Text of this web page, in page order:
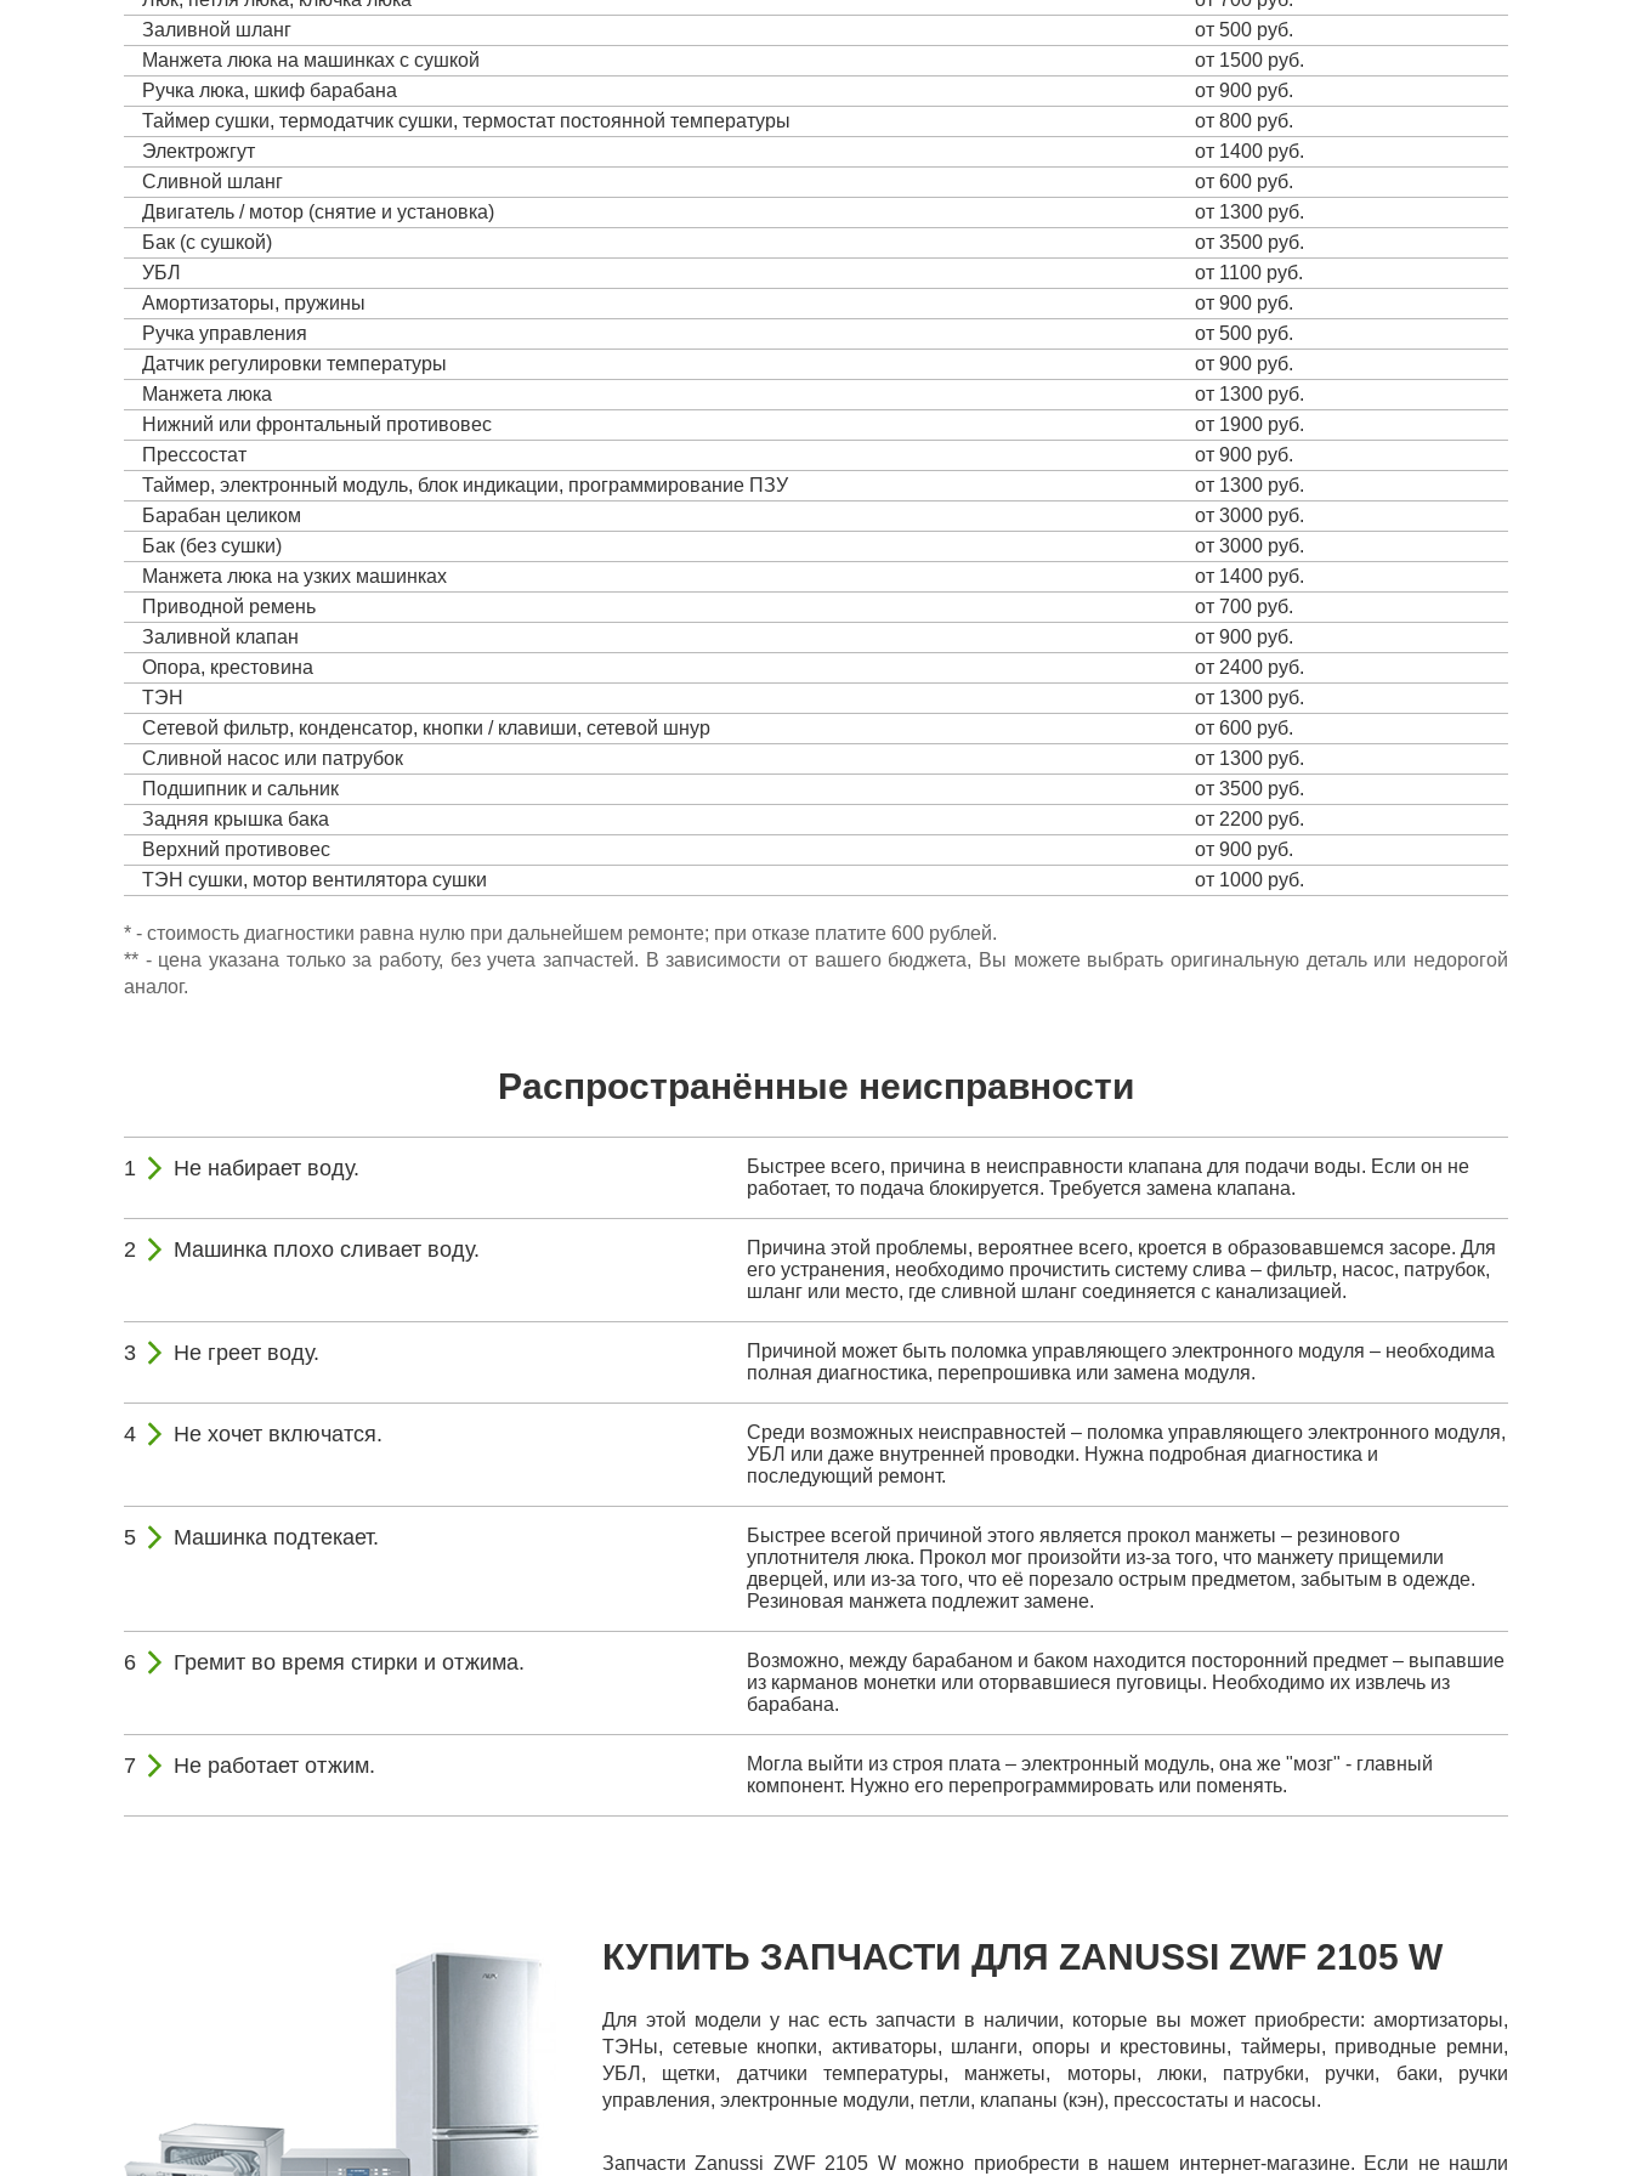
Заливной шланг
от 500 руб.
Манжета люка на машинках с сушкой
от 1500 руб.
Ручка люка, шкиф барабана
от 900 руб.
Таймер сушки, термодатчик сушки, термостат постоянной температуры
от 800 руб.
Электрожгут
от 1400 руб.
Сливной шланг
от 600 руб.
Двигатель / мотор (снятие и установка)
от 1300 руб.
Бак (с сушкой)
от 3500 руб.
УБЛ
от 1100 руб.
Амортизаторы, пружины
от 900 руб.
Ручка управления
от 500 руб.
Датчик регулировки температуры
от 900 руб.
Манжета люка
от 1300 руб.
Нижний или фронтальный противовес
от 1900 руб.
Прессостат
от 900 руб.
Таймер, электронный модуль, блок индикации, программирование ПЗУ
от 1300 руб.
Барабан целиком
от 3000 руб.
Бак (без сушки)
от 3000 руб.
Манжета люка на узких машинках
от 1400 руб.
Приводной ремень
от 700 руб.
Заливной клапан
от 900 руб.
Опора, крестовина
от 2400 руб.
ТЭН
от 1300 руб.
Сетевой фильтр, конденсатор, кнопки / клавиши, сетевой шнур
от 600 руб.
Сливной насос или патрубок
от 1300 руб.
Подшипник и сальник
от 3500 руб.
Задняя крышка бака
от 2200 руб.
Верхний противовес
от 900 руб.
ТЭН сушки, мотор вентилятора сушки
от 1000 руб.
* - стоимость диагностики равна нулю при дальнейшем ремонте; при отказе платите 600 рублей.
** - цена указана только за работу, без учета запчастей. В зависимости от вашего бюджета, Вы можете выбрать оригинальную деталь или недорогой
аналог.
Распространённые неисправности
Не набирает воду.
Быстрее всего, причина в неисправности клапана для подачи воды. Если он не
работает, то подача блокируется. Требуется замена клапана.
Машинка плохо сливает воду.
Причина этой проблемы, вероятнее всего, кроется в образовавшемся засоре. Для
его устранения, необходимо прочистить систему слива – фильтр, насос, патрубок,
шланг или место, где сливной шланг соединяется с канализацией.
Не греет воду.
Причиной может быть поломка управляющего электронного модуля – необходима
полная диагностика, перепрошивка или замена модуля.
Не хочет включатся.
Среди возможных неисправностей – поломка управляющего электронного модуля,
УБЛ или даже внутренней проводки. Нужна подробная диагностика и
последующий ремонт.
Машинка подтекает.
Быстрее всегой причиной этого является прокол манжеты – резинового
уплотнителя люка. Прокол мог произойти из-за того, что манжету прищемили
дверцей, или из-за того, что её порезало острым предметом, забытым в одежде.
Резиновая манжета подлежит замене.
Гремит во время стирки и отжима.
Возможно, между барабаном и баком находится посторонний предмет – выпавшие
из карманов монетки или оторвавшиеся пуговицы. Необходимо их извлечь из
барабана.
Не работает отжим.
Могла выйти из строя плата – электронный модуль, она же "мозг" - главный
компонент. Нужно его перепрограммировать или поменять.
КУПИТЬ ЗАПЧАСТИ ДЛЯ ZANUSSI ZWF 2105 W
Для этой модели у нас есть запчасти в наличии, которые вы может приобрести: амортизаторы,
ТЭНы, сетевые кнопки, активаторы, шланги, опоры и крестовины, таймеры, приводные ремни,
УБЛ, щетки, датчики температуры, манжеты, моторы, люки, патрубки, ручки, баки, ручки
управления, электронные модули, петли, клапаны (кэн), прессостаты и насосы.
Запчасти Zanussi ZWF 2105 W можно приобрести в нашем интернет-магазине. Если не нашли